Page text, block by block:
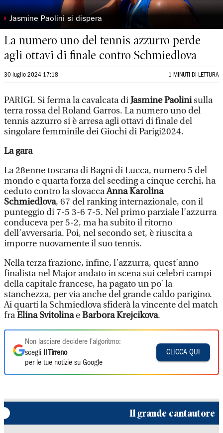
◗ Jasmine Paolini si dispera
La numero uno del tennis azzurro perde
agli ottavi di finale contro Schmiedlova
30 luglio 2024 17:18 1 MINUTI DI LETTURA
PARIGI. Si ferma la cavalcata diJasmine Paolinisulla
terra rossa del Roland Garros. La numero uno del
tennis azzurro si è arresa agli ottavi di finale del
singolare femminile dei Giochi di Parigi2024.
La gara
La 28enne toscana di Bagni di Lucca, numero 5 del
mondo e quarta forza del seeding a cinque cerchi, ha
ceduto contro la slovaccaAnna Karolina
Schmiedlova, 67 del ranking internazionale, con il
punteggio di 7-5 3-6 7-5. Nel primo parziale l’azzurra
conduceva per 5-2, ma ha subito il ritorno
dell’avversaria. Poi, nel secondo set, è riuscita a
imporre nuovamente il suo tennis.
Nella terza frazione, infine, l’azzurra, quest’anno
finalista nel Major andato in scena sui celebri campi
della capitale francese, ha pagato un po’ la
stanchezza, per via anche del grande caldo parigino.
Ai quarti la Schmiedlova sfiderà la vincente del match
fraElina SvitolinaeBarbora Krejcikova.
Non lasciare decidere l'algoritmo:
scegli
Il Tirreno
per le tue notizie su Google
CLICCA QUI
Il grande cantautore